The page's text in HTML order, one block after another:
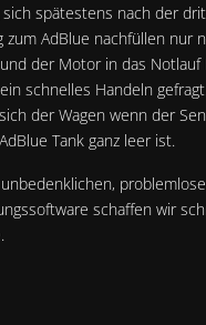
sich spätestens nach der
zum AdBlue nachfüllen nur
der Motor in das Notlauf
schnelles Handeln
der Wagen wenn der
Tank ganz leer ist.
schaffen wir